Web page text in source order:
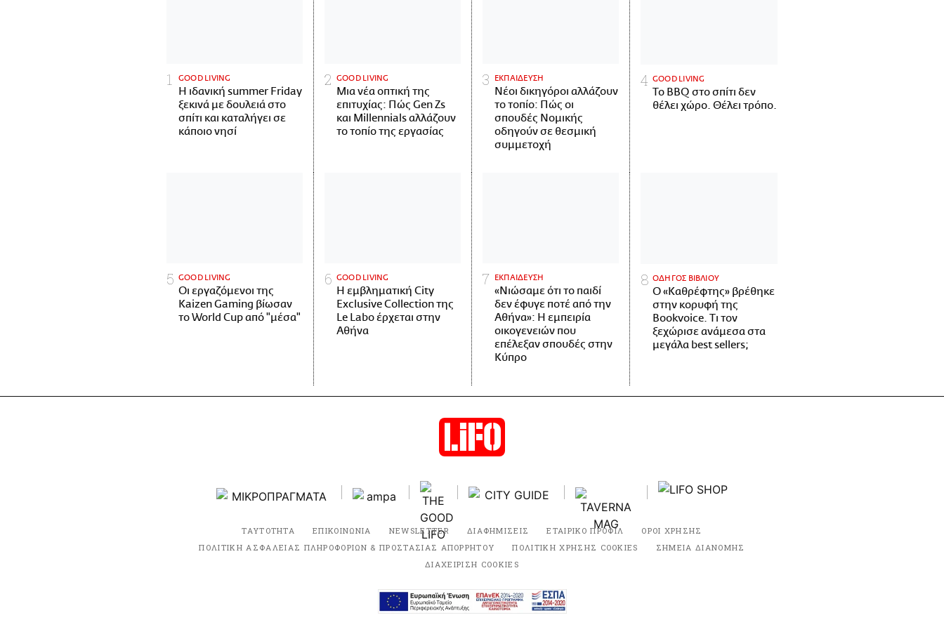
GOOD LIVING
Η ιδανική summer Friday
ξεκινά με δουλειά στο
σπίτι και καταλήγει σε
κάποιο νησί
GOOD LIVING
Μια νέα οπτική της
επιτυχίας: Πώς Gen Zs
και Millennials αλλάζουν
το τοπίο της εργασίας
ΕΚΠΑΙΔΕΥΣΗ
Νέοι δικηγόροι αλλάζουν
το τοπίο: Πώς οι
σπουδές Νομικής
οδηγούν σε θεσμική
συμμετοχή
GOOD LIVING
Το BBQ στο σπίτι δεν
θέλει χώρο. Θέλει τρόπο.
GOOD LIVING
Οι εργαζόμενοι της
Kaizen Gaming βίωσαν
το World Cup από "μέσα"
GOOD LIVING
Η εμβληματική City
Exclusive Collection της
Le Labo έρχεται στην
Αθήνα
ΕΚΠΑΙΔΕΥΣΗ
«Νιώσαμε ότι το παιδί
δεν έφυγε ποτέ από την
Αθήνα»: Η εμπειρία
οικογενειών που
επέλεξαν σπουδές στην
Κύπρο
ΟΔΗΓΟΣ ΒΙΒΛΙΟΥ
Ο «Καθρέφτης» βρέθηκε
στην κορυφή της
Bookvoice. Τι τον
ξεχώρισε ανάμεσα στα
μεγάλα best sellers;
ΤΑΥΤΟΤΗΤΑ ΕΠΙΚΟΙΝΩΝΙΑ NEWSLETTER ΔΙΑΦΗΜΙΣΕΙΣ ΕΤΑΙΡΙΚΟ ΠΡΟΦΙΛ
ΟΡΟΙ ΧΡΗΣΗΣ
ΠΟΛΙΤΙΚΗ ΑΣΦΑΛΕΙΑΣ ΠΛΗΡΟΦΟΡΙΩΝ & ΠΡΟΣΤΑΣΙΑΣ ΑΠΟΡΡΗΤΟΥ
ΠΟΛΙΤΙΚΗ ΧΡΗΣΗΣ COOKIES
ΣΗΜΕΙΑ ΔΙΑΝΟΜΗΣ
ΔΙΑΧΕΙΡΙΣΗ COOKIES